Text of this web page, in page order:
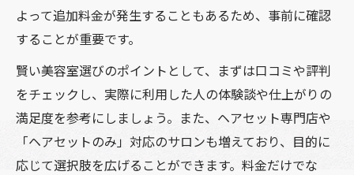
よって追加料金が発生することもあるため、事前に確認
することが重要です。
賢い美容室選びのポイントとして、まずは口コミや評判
をチェックし、実際に利用した人の体験談や仕上がりの
満足度を参考にしましょう。また、ヘアセット専門店や
「ヘアセットのみ」対応のサロンも増えており、目的に
応じて選択肢を広げることができます。料金だけでな